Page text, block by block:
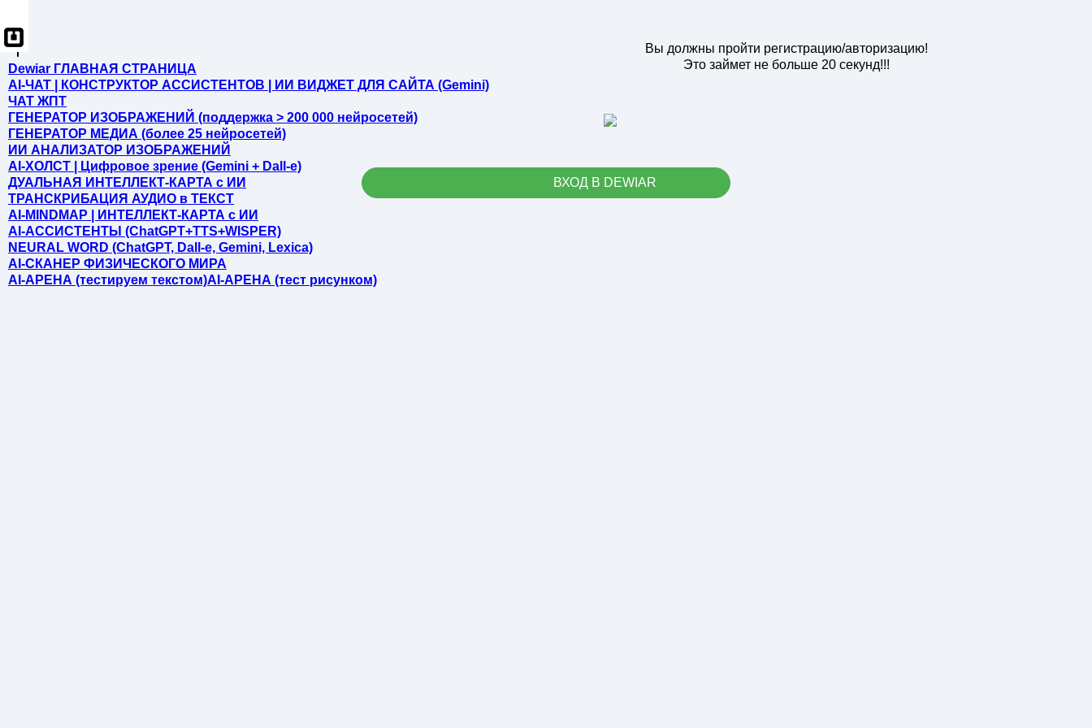
Dewiar ГЛАВНАЯ СТРАНИЦА
AI-ЧАТ | КОНСТРУКТОР АССИСТЕНТОВ | ИИ ВИДЖЕТ ДЛЯ САЙТА (Gemini)
ЧАТ ЖПТ
ГЕНЕРАТОР ИЗОБРАЖЕНИЙ (поддержка > 200 000 нейросетей)
ГЕНЕРАТОР МЕДИА (более 25 нейросетей)
ИИ АНАЛИЗАТОР ИЗОБРАЖЕНИЙ
AI-ХОЛСТ | Цифровое зрение (Gemini + Dall-e)
ДУАЛЬНАЯ ИНТЕЛЛЕКТ-КАРТА c ИИ
ТРАНСКРИБАЦИЯ АУДИО в ТЕКСТ
AI-MINDMAP | ИНТЕЛЛЕКТ-КАРТА c ИИ
AI-АССИСТЕНТЫ (ChatGPT+TTS+WISPER)
NEURAL WORD (ChatGPT, Dall-e, Gemini, Lexica)
AI-СКАНЕР ФИЗИЧЕСКОГО МИРА
AI-АРЕНА (тестируем текстом)AI-АРЕНА (тест рисунком)
Вы должны пройти регистрацию/авторизацию!
Это займет не больше 20 секунд!!!
ВХОД В DEWIAR